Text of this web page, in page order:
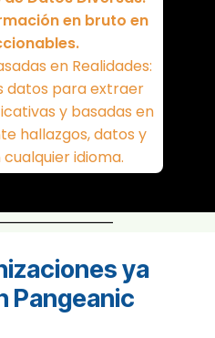
en bruto en
en Realidades:
datos para extraer
y basadas en
hallazgos, datos y
idioma.
ya
Pangeanic